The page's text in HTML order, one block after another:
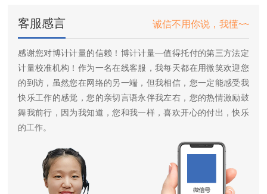
客服感言 诚信不用你说，我懂~~
感谢您对博计计量的信赖！博计计量—值得托付的第三方法定
计量校准机构！作为一名在线客服，我每天都在用微笑欢迎您
的到访，虽然您在网络的另一端，但我相信，您一定能感受我
快乐工作的感觉，您的亲切言语永伴我左右，您的热情激励鼓
舞我前行，因为我知道，您和我一样，喜欢开心的付出，快乐
的工作。